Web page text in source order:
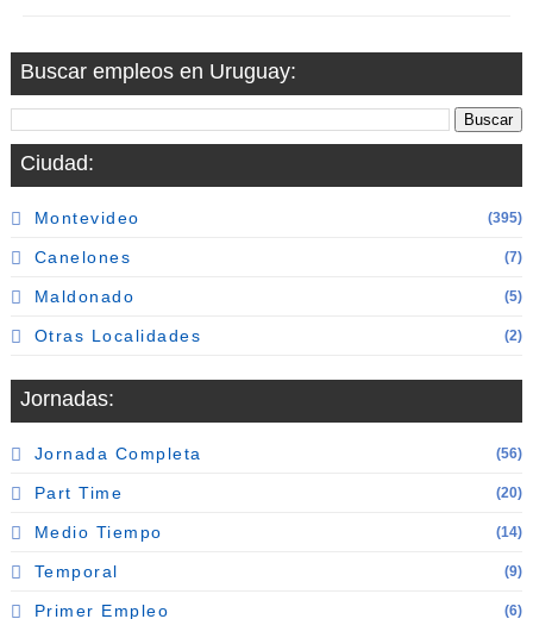
Buscar empleos en Uruguay:
Ciudad:
Montevideo (395)
Canelones (7)
Maldonado (5)
Otras Localidades (2)
Jornadas:
Jornada Completa (56)
Part Time (20)
Medio Tiempo (14)
Temporal (9)
Primer Empleo (6)